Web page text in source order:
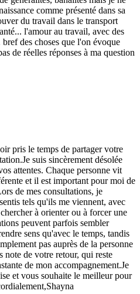
comme présenté dans sa
du travail dans le transport
l'amour au travail, avec des
des choses que l'on évoque
de réelles réponses à ma question
pris le temps de partager votre
suis sincèrement désolée
attentes. Chaque personne vit
et il est important pour moi de
de mes consultations, je
tels qu'ils me viennent, avec
à orienter ou à forcer une
peuvent parfois sembler
sens qu'avec le temps, tandis
pas auprès de la personne
note de votre retour, qui reste
de mon accompagnement.Je
et vous souhaite le meilleur pour